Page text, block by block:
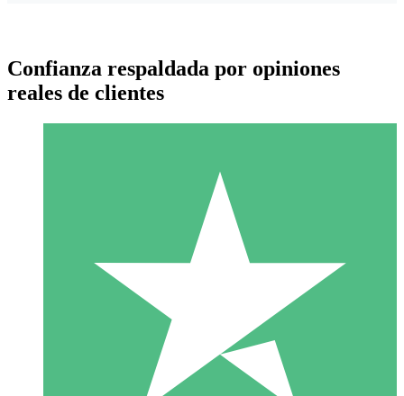
Paquetes de Créditos Individuales
Paga según el uso con créditos de descarga. Sin compromiso
10 00
Confianza respaldada por opiniones
reales de clientes